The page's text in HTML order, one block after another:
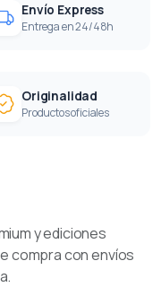
Envío Express
Entrega en 24/48h
Originalidad
Productos oficiales
y ediciones
compra con envíos